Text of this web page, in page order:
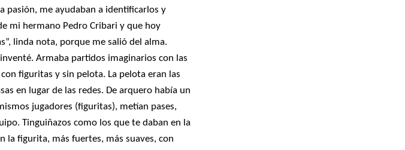
pasión, me ayudaban a identificarlos y
mi hermano Pedro Cribari y que hoy
linda nota, porque me salió del alma.
Armaba partidos imaginarios con las
figuritas y sin pelota. La pelota eran las
en lugar de las redes. De arquero había un
jugadores (figuritas), metían pases,
Tinguiñazos como los que te daban en la
la figurita, más fuertes, más suaves, con